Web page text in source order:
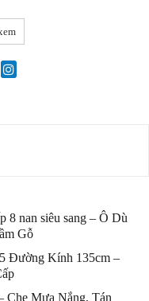
8 nan siêu sang – Ô Dù
Gỗ
Đường Kính 135cm –
Che Mưa Nắng, Tán